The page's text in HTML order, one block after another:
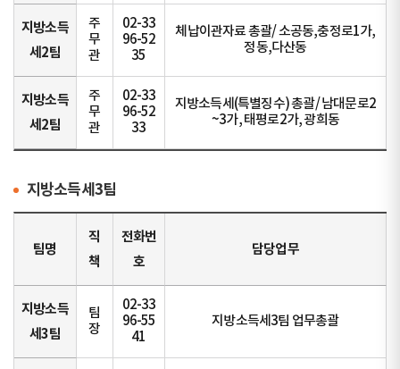
지방소득
세2팀
주
무
관
02-33
96-52
35
체납이관자료 총괄/ 소공동,충정로1가,
정동,다산동
지방소득
세2팀
주
무
관
02-33
96-52
33
지방소득세(특별징수) 총괄/ 남대문로2
~3가, 태평로2가, 광희동
지방소득세3팀
팀명
직
책
전화번
호
담당업무
지방소득
세3팀
팀
장
02-33
96-55
41
지방소득세3팀 업무총괄